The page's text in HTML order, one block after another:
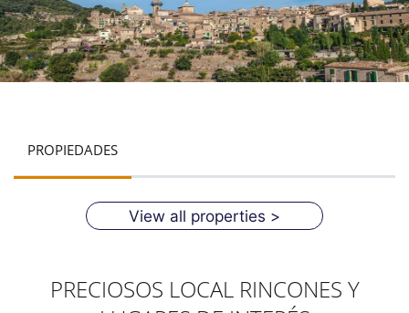
PROPIEDADES
View all properties >
PRECIOSOS LOCAL RINCONES Y